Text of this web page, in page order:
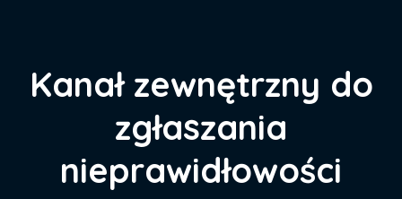
Kanał zewnętrzny do
zgłaszania
nieprawidłowości